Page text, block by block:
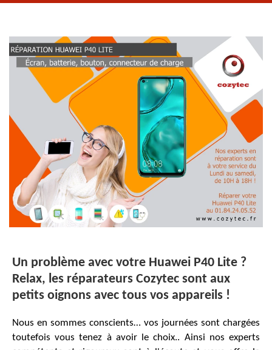
Un problème avec votre Huawei P40 Lite ?
Relax, les réparateurs Cozytec sont aux
petits oignons avec tous vos appareils !
Nous en sommes conscients… vos journées sont chargées
toutefois vous tenez à avoir le choix.. Ainsi nos experts